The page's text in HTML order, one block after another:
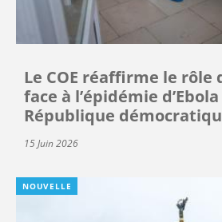
Le COE réaffirme le rôle
face à l’épidémie
République
15 Juin 2026
NOUVELLE